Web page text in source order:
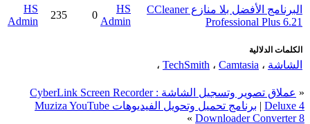
البرنامج الأفضل بلا منازع CCleaner
Professional Plus 6.21
HS
Admin
0
235
HS
Admin
الكلمات الدلالية
الشاشة ، TechSmith ، Camtasia ،
«
عملاق تصوير وتسجيل الشاشة : CyberLink Screen Recorder
Deluxe 4
|
برنامج تحميل وتحويل الفيديوهات Muziza YouTube
Downloader Converter 8
»